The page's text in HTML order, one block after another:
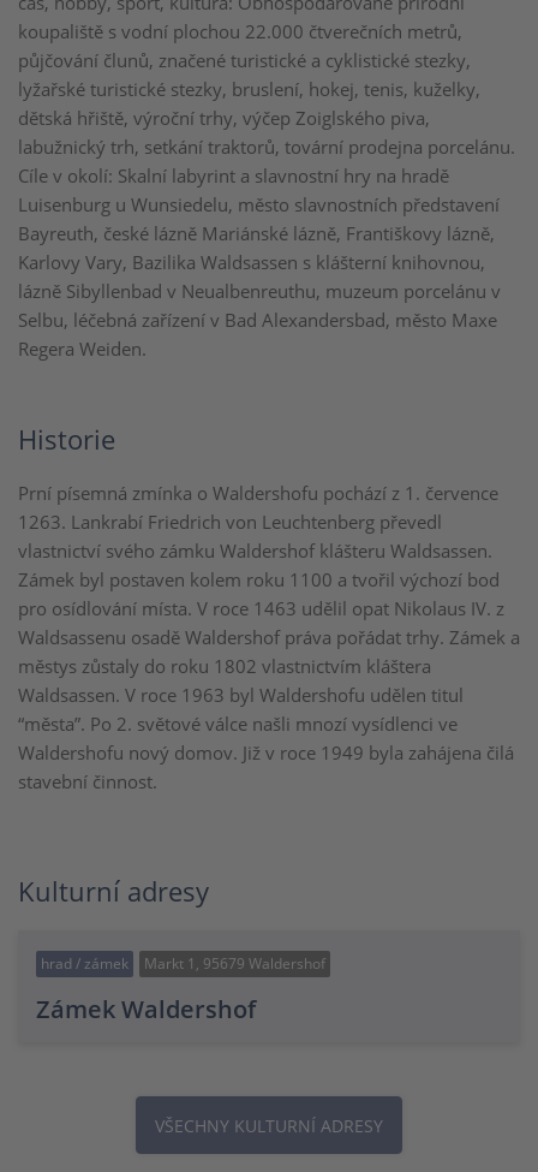
koupaliště s vodní plochou 22.000 čtverečních metrů,
půjčování člunů, značené turistické a cyklistické stezky,
lyžařské turistické stezky, bruslení, hokej, tenis, kuželky,
dětská hřiště, výroční trhy, výčep Zoiglského piva,
labužnický trh, setkání traktorů, tovární prodejna porcelánu.
Cíle v okolí: Skalní labyrint a slavnostní hry na hradě
Luisenburg u Wunsiedelu, město slavnostních představení
Bayreuth, české lázně Mariánské lázně, Františkovy lázně,
Karlovy Vary, Bazilika Waldsassen s klášterní knihovnou,
lázně Sibyllenbad v Neualbenreuthu, muzeum porcelánu v
Selbu, léčebná zařízení v Bad Alexandersbad, město Maxe
Regera Weiden.
Historie
Prní písemná zmínka o Waldershofu pochází z 1. července
1263. Lankrabí Friedrich von Leuchtenberg převedl
vlastnictví svého zámku Waldershof klášteru Waldsassen.
Zámek byl postaven kolem roku 1100 a tvořil výchozí bod
pro osídlování místa. V roce 1463 udělil opat Nikolaus IV. z
Waldsassenu osadě Waldershof práva pořádat trhy. Zámek a
městys zůstaly do roku 1802 vlastnictvím kláštera
Waldsassen. V roce 1963 byl Waldershofu udělen titul
“města”. Po 2. světové válce našli mnozí vysídlenci ve
Waldershofu nový domov. Již v roce 1949 byla zahájena čilá
stavební činnost.
Kulturní adresy
hrad / zámek Markt 1, 95679 Waldershof
Zámek Waldershof
VŠECHNY KULTURNÍ ADRESY